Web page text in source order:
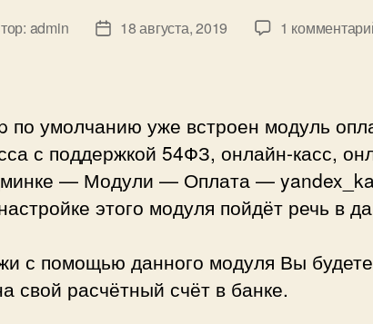
admin
Дата18 августа, 2019 1
по умолчанию уже встроен модуль
с поддержкой 54ФЗ, онлайн-касс,
— Модули — Оплата —
этого модуля пойдёт речь в
с помощью данного модуля Вы будете
свой расчётный счёт в банке.